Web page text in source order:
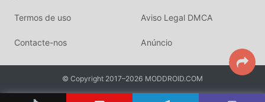
Termos de uso Aviso Legal DMCA
Contacte-nos Anúncio
© Copyright 2017–2026 MODDROID.COM